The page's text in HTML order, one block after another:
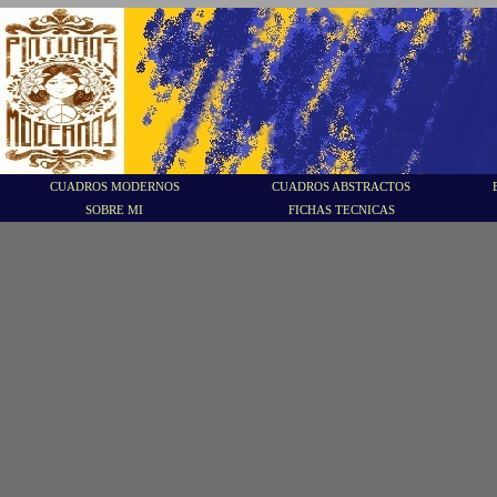
CUADROS MODERNOS CUADROS ABSTRACTOS
SOBRE MI
FICHAS TECNICAS